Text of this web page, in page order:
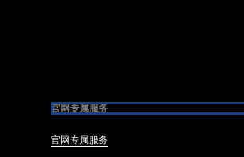
官网专属服务
官网专属服务